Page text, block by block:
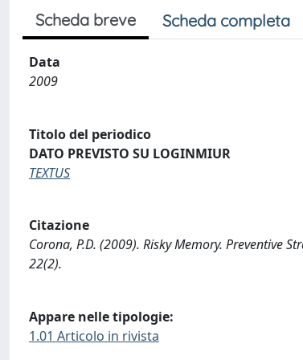
Scheda breve Scheda completa
Data
2009
Titolo del periodico
DATO PREVISTO SU LOGINMIUR
TEXTUS
Citazione
Corona, P.D. (2009). Risky Memory. Preventive
22(2).
Appare nelle tipologie:
1.01 Articolo in rivista